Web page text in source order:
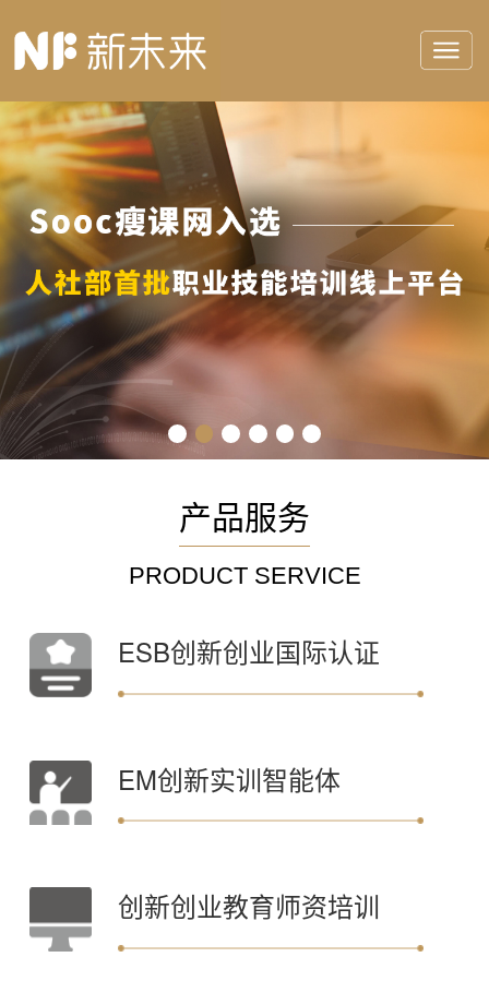
产品服务
PRODUCT SERVICE
ESB创新创业国际认证
EM创新实训智能体
创新创业教育师资培训